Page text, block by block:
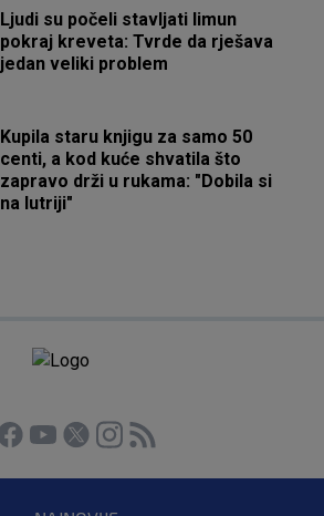
Ljudi su počeli stavljati limun
pokraj kreveta: Tvrde da rješava
jedan veliki problem
Kupila staru knjigu za samo 50
centi, a kod kuće shvatila što
zapravo drži u rukama: "Dobila si
na lutriji"